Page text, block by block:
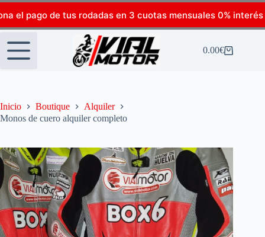
el pago de tus rodadas en 3 cuotas mensuales 0% interés
0.00€
Inicio Boutique
Alquiler
Monos de cuero alquiler completo